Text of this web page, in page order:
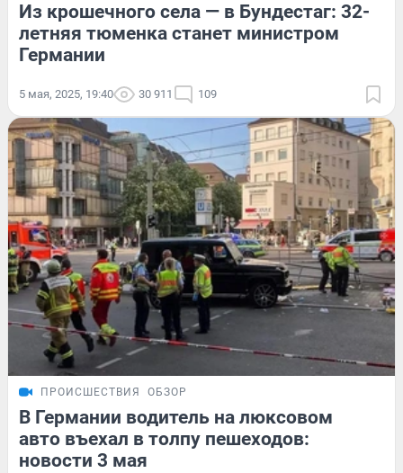
Из крошечного села — в Бундестаг: 32-
летняя тюменка станет министром
Германии
5 мая, 2025, 19:40 30 911 109
ПРОИСШЕСТВИЯ ОБЗОР
В Германии водитель на люксовом
авто въехал в толпу пешеходов:
новости 3 мая